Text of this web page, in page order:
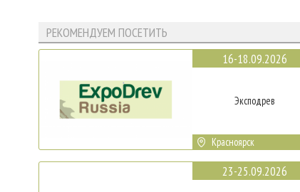
РЕКОМЕНДУЕМ ПОСЕТИТЬ
16-18.09.2026
Эксподрев
Красноярск
23-25.09.2026